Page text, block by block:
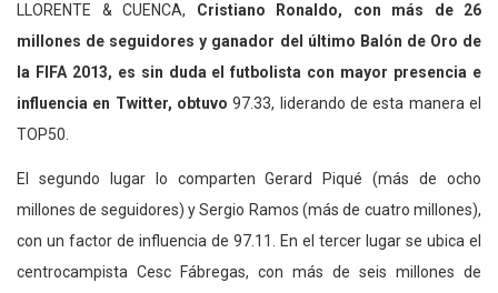
LLORENTE & CUENCA, Cristiano Ronaldo, con más de 26
millones de seguidores y ganador del último Balón de Oro de
la FIFA 2013, es sin duda el futbolista con mayor presencia e
influencia en Twitter, obtuvo 97.33, liderando de esta manera el
TOP50.
El segundo lugar lo comparten Gerard Piqué (más de ocho
millones de seguidores) y Sergio Ramos (más de cuatro millones),
con un factor de influencia de 97.11. En el tercer lugar se ubica el
centrocampista Cesc Fábregas, con más de seis millones de